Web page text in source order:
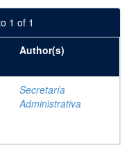
1 of 1
Author(s)
Secretaría
Administrativa